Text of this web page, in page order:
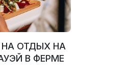
ОТДЫХ НА
В ФЕРМЕ